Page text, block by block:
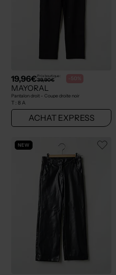
19,96€Prix boutique :
39,90€ -50%
MAYORAL
Pantalon droit - Coupe droite noir
T : 8 A
ACHAT EXPRESS
NEW